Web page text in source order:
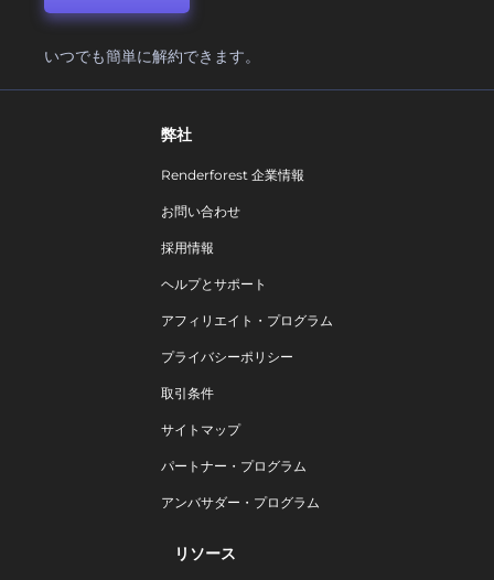
いつでも簡単に解約できます。
弊社
Renderforest 企業情報
お問い合わせ
採用情報
ヘルプとサポート
アフィリエイト・プログラム
プライバシーポリシー
取引条件
サイトマップ
パートナー・プログラム
アンバサダー・プログラム
リソース